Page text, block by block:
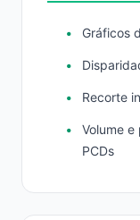
Gráficos
Recorte
Volume
PCDs